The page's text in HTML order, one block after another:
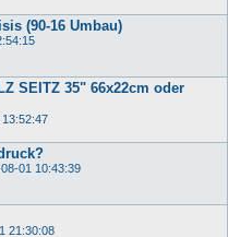
(90-16 Umbau)
SEITZ 35" 66x22cm oder
01 10:43:39
21:30:08